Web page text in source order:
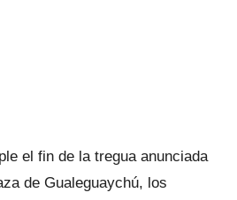
el fin de la tregua anunciada
de Gualeguaychú, los